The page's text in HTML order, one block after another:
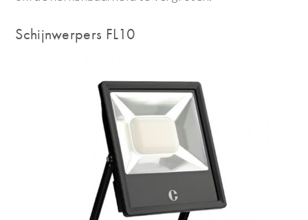
Schijnwerpers FL10